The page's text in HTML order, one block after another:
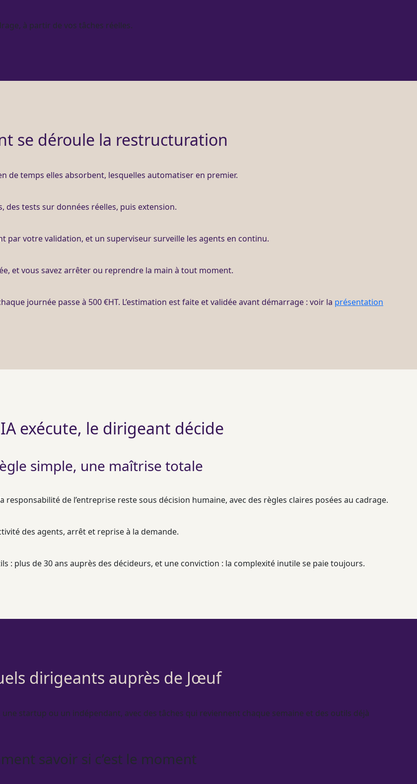
, à partir de vos tâches réelles.
se déroule la restructuration
de temps elles absorbent, lesquelles automatiser en premier.
, des tests sur données réelles, puis extension.
par votre validation, et un superviseur surveille les agents en continu.
et vous savez arrêter ou reprendre la main à tout moment.
journée passe à 500 €HT. L’estimation est faite et validée avant démarrage : voir la présentation
IA exécute, le dirigeant décide
simple, une maîtrise totale
responsabilité de l’entreprise reste sous décision humaine, avec des règles claires posées au cadrage.
des agents, arrêt et reprise à la demande.
: plus de 30 ans auprès des décideurs, et une conviction : la complexité inutile se paie toujours.
dirigeants auprès de Jœuf
startup ou un indépendant, avec des tâches qui reviennent chaque semaine et des outils déjà
savoir si c’est le moment